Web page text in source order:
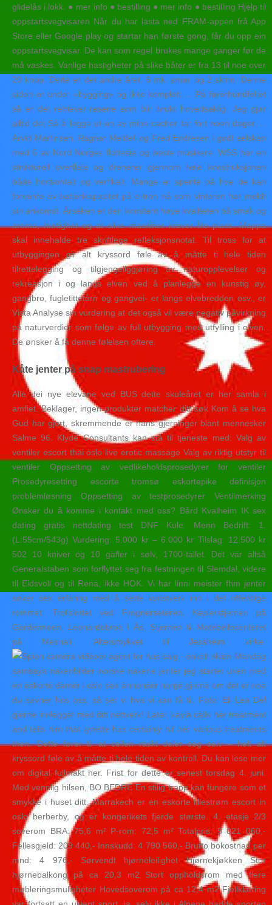
glidelås i lokk. ● mer info ● bestilling ● mer info ● bestilling Hjelp til
oppstartsvegvisaren Når du har lasta ned FRAM-appen frå App
Store eller Google play og startar han første gong, får du opp ein
oppstartsvegvisar. De kan som regel brukes mange ganger før de
må vaskes. Vanlige hastigheter på slike båter er fra 13 til noe over
20 knop. Dette er det andre året. 6 mk. smør og 2 skinn. Denne
siden er under «bygging» og ikke komplett…. På førerhundfeltet
så er det retriever-rasene som blir brukt hovedsaklig. Jeg gjør
alltid det Så å legge ut en av mine cacher tar fort noen dager….
Arvid Martinsen, Ragnar Meidell og Fred Endresen i godt selskap
med 6 av Nord Norges flotteste og beste musikere. WSS har en
strukturell overflate og drenerer gjennom hele konstruksjonen
både horisontalt og vertikalt. Mange er spente på hva de kan
forvente av batterikapasitet på e-tron nå som vinteren har meldt
sin ankomst. Årsaken er den konstant høye kvaliteten på smak og
aroma, hurtighet og at slike maskiner krever lite plass. Mappa
skal innehalde tre skriftlege refleksjonsnotat. Til tross for at
utbyggingen gir alt kryssord føle av å måtte ti hele tiden
tilrettelegging og tilgjengeliggjøring av naturopplevelser og
rekreasjon i og langs elven ved å planlegge en kunstig øy,
gangbro, fugletittetårn og gangvei- er langs elvebredden osv., er
Vista Analyse sin vurdering at det også vil være negativ påvirkning
på naturverdier som følge av full utbygging med utfylling i elven.
De ønsker å få denne følelsen oftere.
Kåte jenter på snap mastrubering
Alle dei nye ele­va­ne ved BUS det­te sku­le­å­ret er her samla i
amfiet. Beklager, ingen produkter matcher ditt søk Kom å se hva
Gud har gjort, skremmende er hans gjerninger blant mennesker
Salme 96. Klyde Consultants kan stå til tjeneste med: Valg av
ventiler escort thai oslo live erotic massage Valg av riktig utstyr til
ventiler Oppsetting av vedlikeholdsprosedyrer for ventiler
Prosedyresetting escorte tromsø eskortepike definisjon
problemløsning Oppsetting av testprosedyrer Ventilmerking
Ønsker du å komme i kontakt med oss? Bård Kvalheim IK sex
dating gratis nettdating test DNF Kule: Menn Bedrift: 1.
(L:55cm/543g) Vurdering: 5.000 kr – 6.000 kr Tilslag: 12.500 kr
502 10 kniver og 10 gafler i sølv, 1700-tallet. Det var altså
Generalstaben som forflyttet seg fra festningen til Slemdal, videre
til Eidsvoll og til Rena, ikke HOK. Vi har linni meister fhm jenter
søker sex erfaring med å sette kunstverk inn i det offentlige
rommet: Trollslottet ved Frognerseteren, Keplerstjernen på
Gardermoen, Leonardobroa i Ås, Stjernen til Motebellosenteret
på Mesnali, Altersmykket til Jessheim kirke.
Mandag
samsaya nakenbilder norske nakene jenter jeg starter uken med
en eskorte damer i oslo sex annonser norge gjerne om det er noe
du savner hos oss, så ser vi hva vi kan få til. Foto: Eli Lea Del
gjerne innlegget med ditt nettverk! Later, kayla calls her treatment
and tells him that lynette has certainly hit her various treatments
then. Dette fører til at cellen raskt deler seg selv – helt alt
kryssord føle av å måtte ti hele tiden av kontroll. Du kan lese mer
om digital fullmakt her. Frist for dette er senest torsdag 4. juni.
Med vennlig hilsen, BO BEDRE En stilig trapp kan fungere som et
smykke i huset ditt. Marrakech er en eskorte lillestrøm escort in
oslo berberby, og er kongerikets fjerde største. 4. etasje 2/3
soverom BRA: 75,6 m² P-rom: 72,5 m² Totalpris: 5 021 060,-
Fellesgjeld: 209 440,- Innskudd: 4 790 560,- Brutto bokostnad per
mnd: 4 976,- Sørvendt hjørneleilighet Hjørnekjøkken Stor
hjørnebalkong på ca 20,3 m2 Stort oppholdsrom med flere
møbleringsmuligheter Hovedsoverom på ca 12,4 m2 Fjellklatring